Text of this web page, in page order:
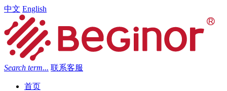
中文 English
Search term... 联系客服
首页